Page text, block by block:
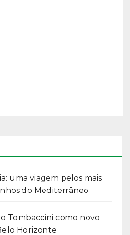
uma viagem pelos mais
do Mediterrâneo
Tombaccini como novo
Horizonte